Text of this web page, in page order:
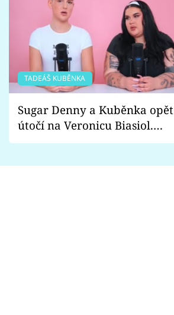
TADEÁŠ KUBĚNKA
Sugar Denny a Kuběnka opět
útočí na Veronicu Biasiol.
Proč je podle nich falešná a